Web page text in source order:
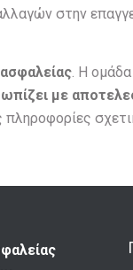
στην
. Η
με